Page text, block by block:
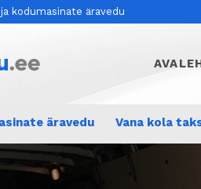
kodumasinate äravedu
äravedu Vana kola